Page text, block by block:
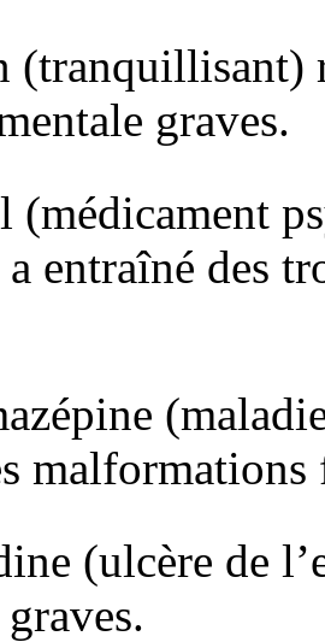
(tranquillisant)
graves.
(médicament
a entraîné des
malformations
(ulcère de